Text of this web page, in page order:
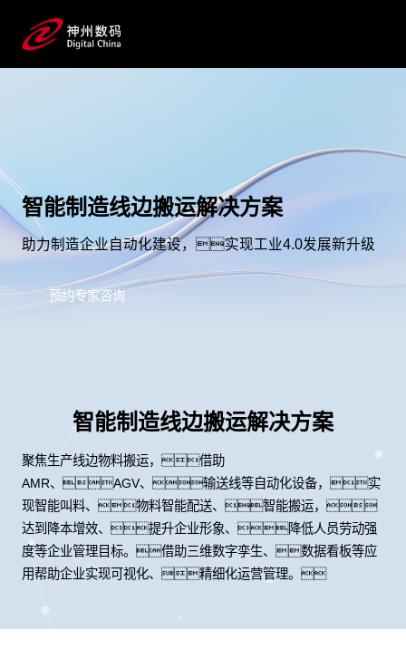
智能制造线边搬运解决方案
助力制造企业自动化建设，实现工业4.0发展新升级
预约专家咨询
智能制造线边搬运解决方案
聚焦生产线边物料搬运，借助
AMR、AGV、输送线等自动化设备，实
现智能叫料、物料智能配送、智能搬运，
达到降本增效、提升企业形象、降低人员劳动强
度等企业管理目标。借助三维数字孪生、数据看板等应
用帮助企业实现可视化、精细化运营管理。